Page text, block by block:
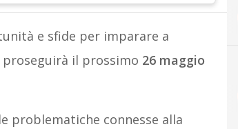
e sfide per imparare a
proseguirà il prossimo 26 maggio
problematiche connesse alla